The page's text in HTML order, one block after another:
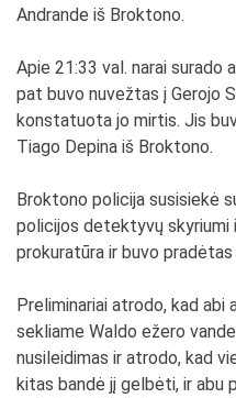
Andrande iš Broktono.
Apie 21:33 val. narai surado
pat buvo nuvežtas į Gerojo
konstatuota jo mirtis. Jis
Tiago Depina iš Broktono.
Broktono policija susisiekė
policijos detektyvų skyriumi
prokuratūra ir buvo
Preliminariai atrodo, kad abi
sekliame Waldo ežero
nusileidimas ir atrodo, kad
kitas bandė jį gelbėti, ir abu